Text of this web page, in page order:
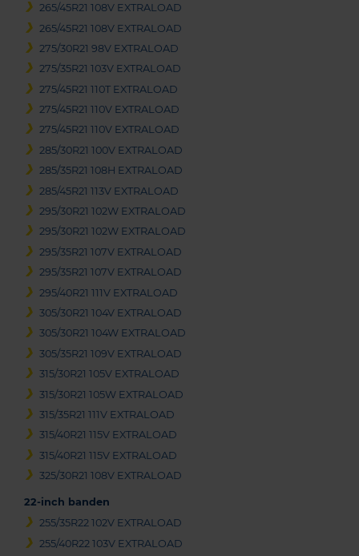
265/45R21 108V EXTRALOAD
265/45R21 108V EXTRALOAD
275/30R21 98V EXTRALOAD
275/35R21 103V EXTRALOAD
275/45R21 110T EXTRALOAD
275/45R21 110V EXTRALOAD
275/45R21 110V EXTRALOAD
285/30R21 100V EXTRALOAD
285/35R21 108H EXTRALOAD
285/45R21 113V EXTRALOAD
295/30R21 102W EXTRALOAD
295/30R21 102W EXTRALOAD
295/35R21 107V EXTRALOAD
295/35R21 107V EXTRALOAD
295/40R21 111V EXTRALOAD
305/30R21 104V EXTRALOAD
305/30R21 104W EXTRALOAD
305/35R21 109V EXTRALOAD
315/30R21 105V EXTRALOAD
315/30R21 105W EXTRALOAD
315/35R21 111V EXTRALOAD
315/40R21 115V EXTRALOAD
315/40R21 115V EXTRALOAD
325/30R21 108V EXTRALOAD
22-inch banden
255/35R22 102V EXTRALOAD
255/40R22 103V EXTRALOAD